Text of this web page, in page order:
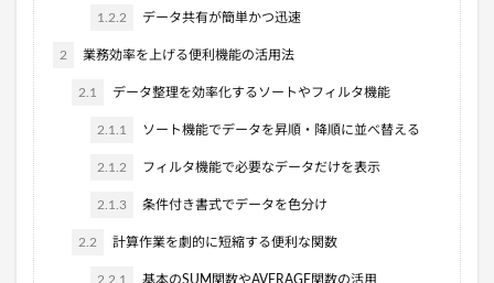
1.2.2 データ共有が簡単かつ迅速
2 業務効率を上げる便利機能の活用法
2.1 データ整理を効率化するソートやフィルタ機能
2.1.1 ソート機能でデータを昇順・降順に並べ替える
2.1.2 フィルタ機能で必要なデータだけを表示
2.1.3 条件付き書式でデータを色分け
2.2 計算作業を劇的に短縮する便利な関数
2.2.1 基本のSUM関数やAVERAGE関数の活用